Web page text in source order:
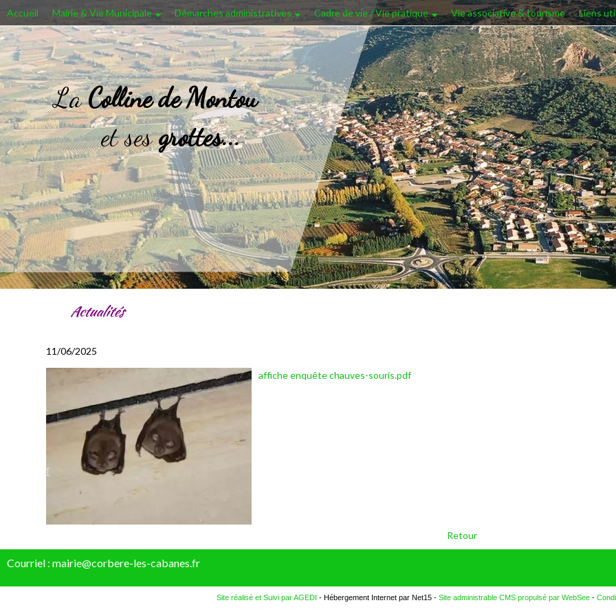
Accueil Mairie & Vie Municipale Démarches administratives Cadre de vie / Vie pratique Vie associative & tourisme Liens
LaColline de Montou
et sesgrottes...
Actualités
11/06/2025
affiche enquête chauves-souris.pdf
Retour
Courriel : mairie@corbere-les-cabanes.fr
Site réalisé et Suivi par AGEDI - Hébergement Internet par Net15 - Site administrable CMS propulsé par WebSee-